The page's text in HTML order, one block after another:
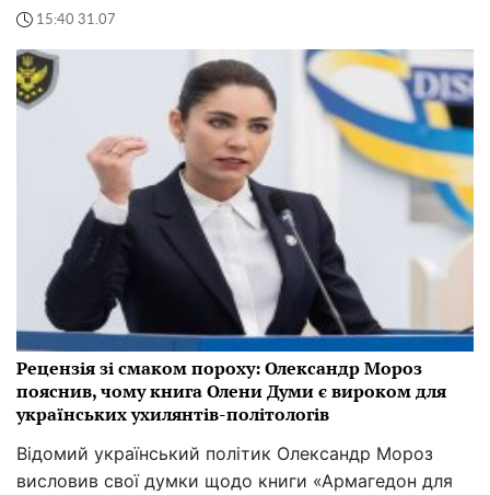
15:40 31.07
Рецензія зі смаком пороху: Олександр Мороз
пояснив, чому книга Олени Думи є вироком для
українських ухилянтів-політологів
Відомий український політик Олександр Мороз
висловив свої думки щодо книги «Армагедон для